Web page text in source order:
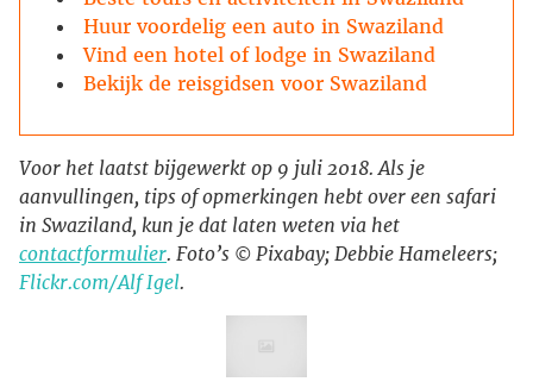
Huur voordelig een auto in Swaziland
Vind een hotel of lodge in Swaziland
Bekijk de reisgidsen voor Swaziland
Voor het laatst bijgewerkt op 9 juli 2018. Als je
aanvullingen, tips of opmerkingen hebt over een safari
in Swaziland, kun je dat laten weten via het
contactformulier. Foto’s © Pixabay; Debbie Hameleers;
Flickr.com/Alf Igel.